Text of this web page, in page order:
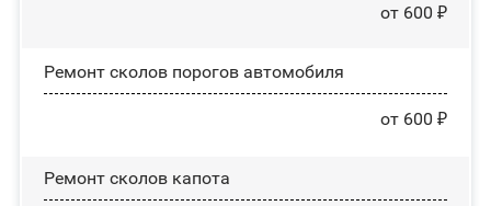
от 600 ₽
Ремонт сколов порогов автомобиля
от 600 ₽
Ремонт сколов капота